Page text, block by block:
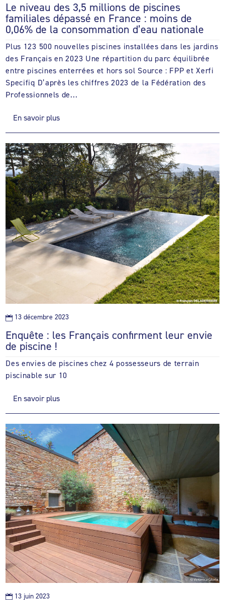
Le niveau des 3,5 millions de piscines
familiales dépassé en France : moins de
0,06% de la consommation d’eau nationale
Plus 123 500 nouvelles piscines installées dans les jardins
des Français en 2023 Une répartition du parc équilibrée
entre piscines enterrées et hors sol Source : FPP et Xerfi
Specifiq D’après les chiffres 2023 de la Fédération des
Professionnels de...
En savoir plus
Enquête : les Français confirment leur envie
de piscine !
Des envies de piscines chez 4 possesseurs de terrain
piscinable sur 10
En savoir plus
 13 décembre 2023
 13 juin 2023